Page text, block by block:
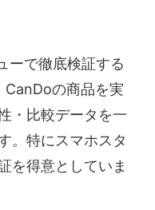
ーで徹底検証する
CanDoの商品を実
・比較データを一
。特にスマホスタ
を得意としていま